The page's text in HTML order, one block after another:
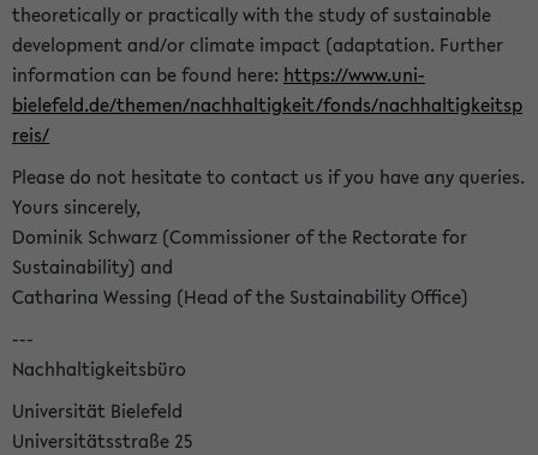
theoretically or practically with the study of sustainable
development and/or climate impact (adaptation. Further
information can be found here: https://www.uni-
bielefeld.de/themen/nachhaltigkeit/fonds/nachhaltigkeitsp
reis/
Please do not hesitate to contact us if you have any queries.
Yours sincerely,
Dominik Schwarz (Commissioner of the Rectorate for
Sustainability) and
Catharina Wessing (Head of the Sustainability Office)
---
Nachhaltigkeitsbüro
Universität Bielefeld
Universitätsstraße 25